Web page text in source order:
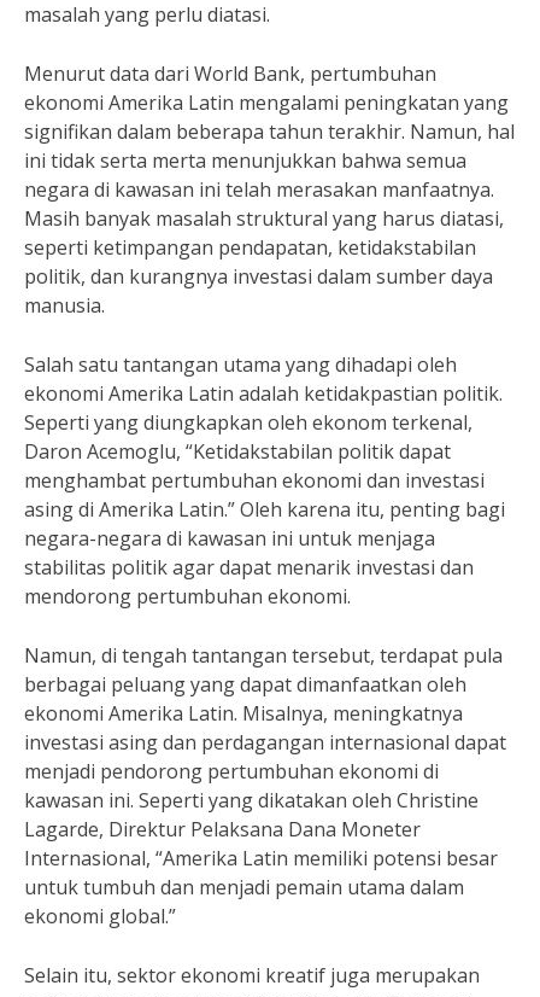
masalah yang perlu diatasi.
Menurut data dari World Bank, pertumbuhan
ekonomi Amerika Latin mengalami peningkatan yang
signifikan dalam beberapa tahun terakhir. Namun, hal
ini tidak serta merta menunjukkan bahwa semua
negara di kawasan ini telah merasakan manfaatnya.
Masih banyak masalah struktural yang harus diatasi,
seperti ketimpangan pendapatan, ketidakstabilan
politik, dan kurangnya investasi dalam sumber daya
manusia.
Salah satu tantangan utama yang dihadapi oleh
ekonomi Amerika Latin adalah ketidakpastian politik.
Seperti yang diungkapkan oleh ekonom terkenal,
Daron Acemoglu, “Ketidakstabilan politik dapat
menghambat pertumbuhan ekonomi dan investasi
asing di Amerika Latin.” Oleh karena itu, penting bagi
negara-negara di kawasan ini untuk menjaga
stabilitas politik agar dapat menarik investasi dan
mendorong pertumbuhan ekonomi.
Namun, di tengah tantangan tersebut, terdapat pula
berbagai peluang yang dapat dimanfaatkan oleh
ekonomi Amerika Latin. Misalnya, meningkatnya
investasi asing dan perdagangan internasional dapat
menjadi pendorong pertumbuhan ekonomi di
kawasan ini. Seperti yang dikatakan oleh Christine
Lagarde, Direktur Pelaksana Dana Moneter
Internasional, “Amerika Latin memiliki potensi besar
untuk tumbuh dan menjadi pemain utama dalam
ekonomi global.”
Selain itu, sektor ekonomi kreatif juga merupakan